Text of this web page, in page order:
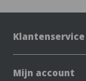
Klantenservice
Mijn account